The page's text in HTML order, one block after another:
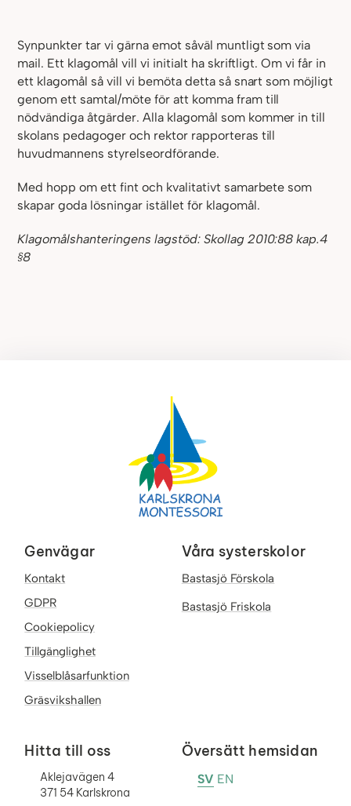
Synpunkter tar vi gärna emot såväl muntligt som via
mail. Ett klagomål vill vi initialt ha skriftligt. Om vi får in
ett klagomål så vill vi bemöta detta så snart som möjligt
genom ett samtal/möte för att komma fram till
nödvändiga åtgärder. Alla klagomål som kommer in till
skolans pedagoger och rektor rapporteras till
huvudmannens styrelseordförande.
Med hopp om ett fint och kvalitativt samarbete som
skapar goda lösningar istället för klagomål.
Klagomålshanteringens lagstöd: Skollag 2010:88 kap.4
§8
Hitta till oss
Aklejavägen 4
371 54 Karlskrona
Genvägar
Kontakt
GDPR
Cookiepolicy
Tillgänglighet
Visselblåsarfunktion
Gräsvikshallen
Våra systerskolor
Bastasjö Förskola
Bastasjö Friskola
Översätt hemsidan
SV EN